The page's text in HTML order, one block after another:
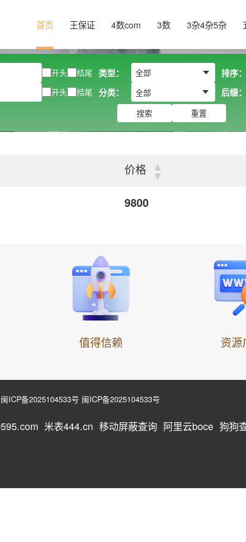
首页 王保证 4数com 3数 3杂4杂5杂
开头 结尾 类型： 排序：
开头 结尾 分类： 全部 后缀：
搜索 重置
价格 ▲
▼
9800
值得信赖 资源
闽ICP备2025104533号 闽ICP备2025104533号
米表444.cn 移动屏蔽查询 阿里云boce 狗狗